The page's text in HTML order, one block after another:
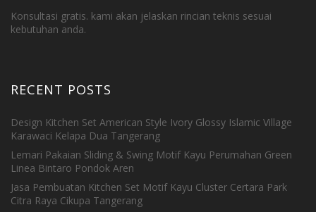
Konsultasi gratis. kami akan jelaskan rincian teknis sesuai
kebutuhan anda.
RECENT POSTS
Design Kitchen Set American Style Ivory Glossy Islamic Village
Karawaci Kelapa Dua Tangerang
Lemari Pakaian Sliding & Swing Motif Kayu Perumahan Green
Linea Bintaro Pondok Aren
Jasa Pembuatan Kitchen Set Motif Kayu Cluster Certara Park
Citra Raya Cikupa Tangerang